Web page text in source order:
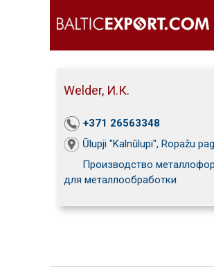
Welder, И.К.
+371 26563348
Ūlupji "Kalnūlupi", Ropažu
Производство
для металлообработки